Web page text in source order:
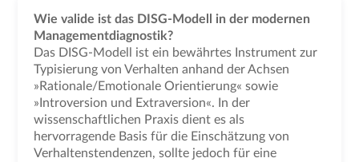
Wie valide ist das DISG-Modell in der modernen
Managementdiagnostik?
Das DISG-Modell ist ein bewährtes Instrument zur
Typisierung von Verhalten anhand der Achsen
»Rationale/Emotionale Orientierung« sowie
»Introversion und Extraversion«. In der
wissenschaftlichen Praxis dient es als
hervorragende Basis für die Einschätzung von
Verhaltenstendenzen, sollte jedoch für eine